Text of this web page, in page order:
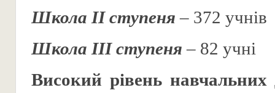
Школа ІІ ступеня – 372 учнів
Школа ІІІ ступеня – 82 учні
Високий рівень навчальних